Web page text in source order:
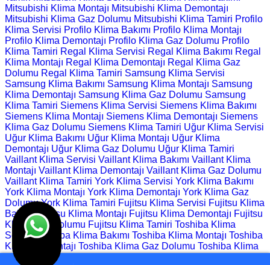
Mitsubishi Klima Montajı Mitsubishi Klima Demontajı
Mitsubishi Klima Gaz Dolumu Mitsubishi Klima Tamiri Profilo
Klima Servisi Profilo Klima Bakımı Profilo Klima Montajı
Profilo Klima Demontajı Profilo Klima Gaz Dolumu Profilo
Klima Tamiri Regal Klima Servisi Regal Klima Bakımı Regal
Klima Montajı Regal Klima Demontajı Regal Klima Gaz
Dolumu Regal Klima Tamiri Samsung Klima Servisi
Samsung Klima Bakımı Samsung Klima Montajı Samsung
Klima Demontajı Samsung Klima Gaz Dolumu Samsung
Klima Tamiri Siemens Klima Servisi Siemens Klima Bakımı
Siemens Klima Montajı Siemens Klima Demontajı Siemens
Klima Gaz Dolumu Siemens Klima Tamiri Uğur Klima Servisi
Uğur Klima Bakımı Uğur Klima Montajı Uğur Klima
Demontajı Uğur Klima Gaz Dolumu Uğur Klima Tamiri
Vaillant Klima Servisi Vaillant Klima Bakımı Vaillant Klima
Montajı Vaillant Klima Demontajı Vaillant Klima Gaz Dolumu
Vaillant Klima Tamiri York Klima Servisi York Klima Bakımı
York Klima Montajı York Klima Demontajı York Klima Gaz
Dolumu York Klima Tamiri Fujitsu Klima Servisi Fujitsu Klima
Bakımı Fujitsu Klima Montajı Fujitsu Klima Demontajı Fujitsu
Klima Gaz Dolumu Fujitsu Klima Tamiri Toshiba Klima
Servisi Toshiba Klima Bakımı Toshiba Klima Montajı Toshiba
Klima Demontajı Toshiba Klima Gaz Dolumu Toshiba Klima
Tamiri